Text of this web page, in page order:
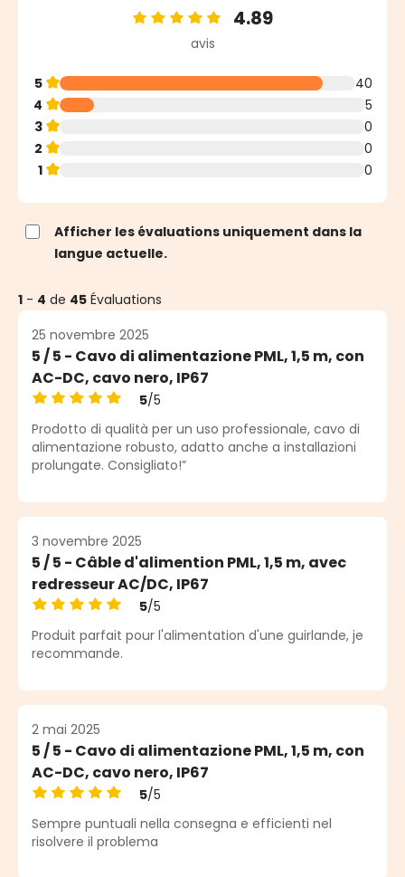
Note moyenne de 4.89 sur 5 étoiles
4.89
avis
5
40
4
5
3
0
2
0
1
0
Afficher les évaluations uniquement dans la
langue actuelle.
1 - 4 de 45 Évaluations
25 novembre 2025
5 / 5 - Cavo di alimentazione PML, 1,5 m, con
AC-DC, cavo nero, IP67
Note moyenne de 5 sur 5 étoiles
5/5
Prodotto di qualità per un uso professionale, cavo di
alimentazione robusto, adatto anche a installazioni
prolungate. Consigliato!”
3 novembre 2025
5 / 5 - Câble d'alimention PML, 1,5 m, avec
redresseur AC/DC, IP67
Note moyenne de 5 sur 5 étoiles
5/5
Produit parfait pour l'alimentation d'une guirlande, je
recommande.
2 mai 2025
5 / 5 - Cavo di alimentazione PML, 1,5 m, con
AC-DC, cavo nero, IP67
Note moyenne de 5 sur 5 étoiles
5/5
Sempre puntuali nella consegna e efficienti nel
risolvere il problema